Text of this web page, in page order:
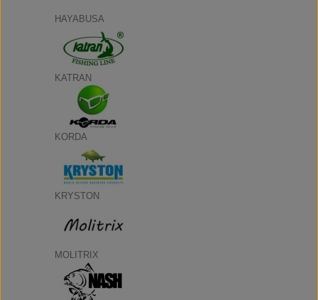
HAYABUSA
KATRAN
KORDA
KRYSTON
MOLITRIX